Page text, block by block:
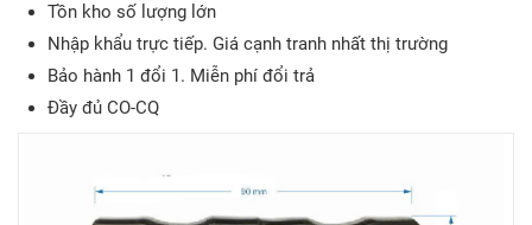
Tồn kho số lượng lớn
Nhập khẩu trực tiếp. Giá cạnh tranh nhất thị trường
Bảo hành 1 đổi 1. Miễn phí đổi trả
Đầy đủ CO-CQ